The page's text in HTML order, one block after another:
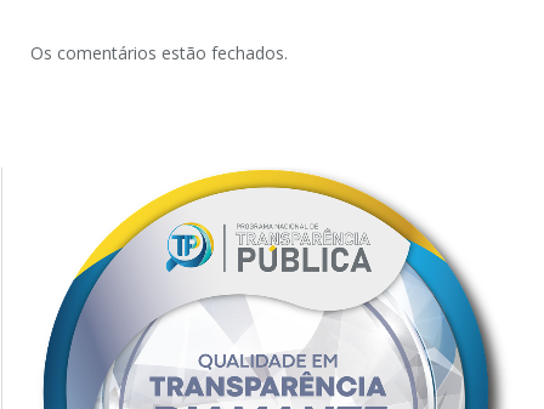
Os comentários estão fechados.